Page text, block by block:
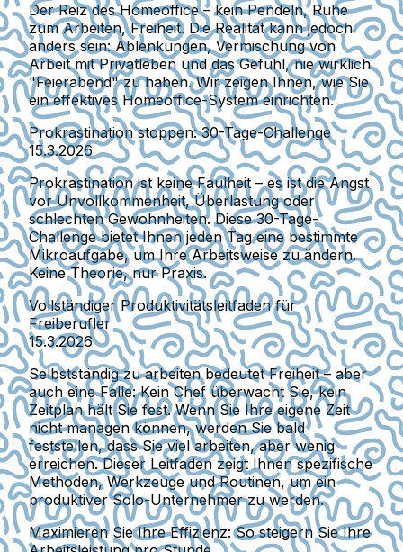
Der Reiz des Homeoffice – kein Pendeln, Ruhe
zum Arbeiten, Freiheit. Die Realität kann jedoch
anders sein: Ablenkungen, Vermischung von
Arbeit mit Privatleben und das Gefühl, nie wirklich
"Feierabend" zu haben. Wir zeigen Ihnen, wie Sie
ein effektives Homeoffice-System einrichten.
Prokrastination stoppen: 30-Tage-Challenge
15.3.2026
Prokrastination ist keine Faulheit – es ist die Angst
vor Unvollkommenheit, Überlastung oder
schlechten Gewohnheiten. Diese 30-Tage-
Challenge bietet Ihnen jeden Tag eine bestimmte
Mikroaufgabe, um Ihre Arbeitsweise zu ändern.
Keine Theorie, nur Praxis.
Vollständiger Produktivitätsleitfaden für
Freiberufler
15.3.2026
Selbstständig zu arbeiten bedeutet Freiheit – aber
auch eine Falle: Kein Chef überwacht Sie, kein
Zeitplan hält Sie fest. Wenn Sie Ihre eigene Zeit
nicht managen können, werden Sie bald
feststellen, dass Sie viel arbeiten, aber wenig
erreichen. Dieser Leitfaden zeigt Ihnen spezifische
Methoden, Werkzeuge und Routinen, um ein
produktiver Solo-Unternehmer zu werden.
Maximieren Sie Ihre Effizienz: So steigern Sie Ihre